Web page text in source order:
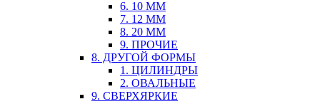
6. 10 ММ
7. 12 ММ
8. 20 ММ
9. ПРОЧИЕ
8. ДРУГОЙ ФОРМЫ
1. ЦИЛИНДРЫ
2. ОВАЛЬНЫЕ
9. СВЕРХЯРКИЕ